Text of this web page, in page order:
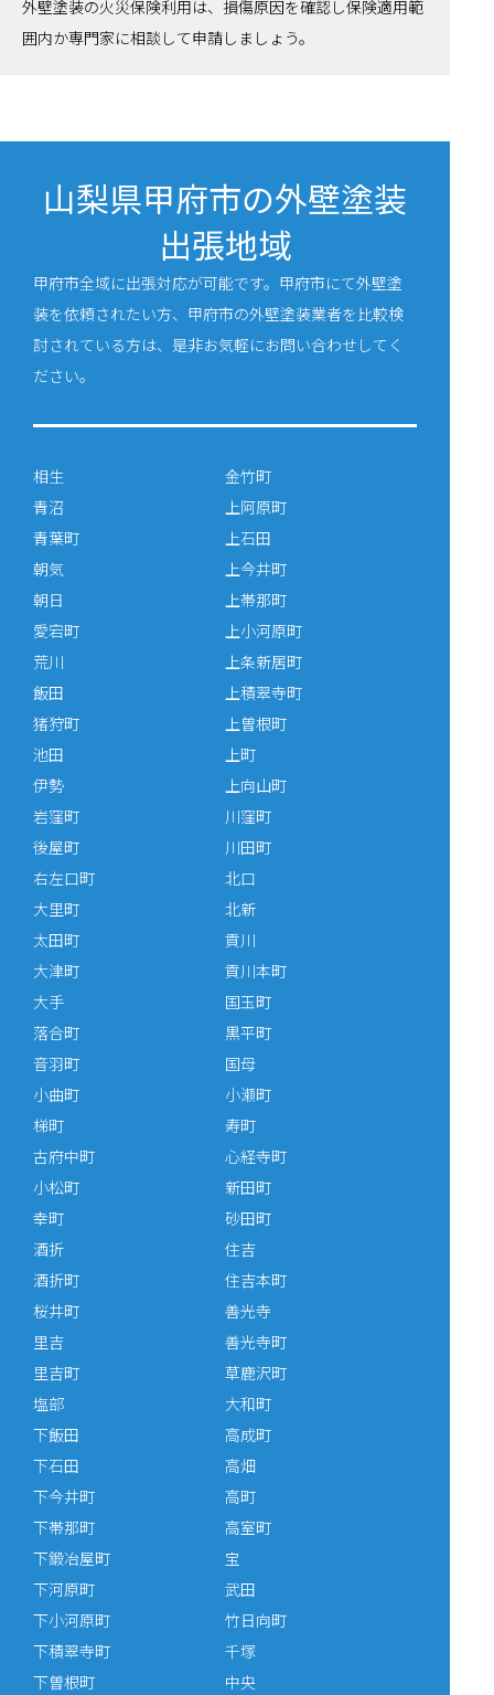
外壁塗装の火災保険利用は、損傷原因を確認し保険適用範
囲内か専門家に相談して申請しましょう。
山梨県甲府市の外壁塗装
出張地域
甲府市全域に出張対応が可能です。甲府市にて外壁塗
装を依頼されたい方、甲府市の外壁塗装業者を比較検
討されている方は、是非お気軽にお問い合わせしてく
ださい。
相生
青沼
青葉町
朝気
朝日
愛宕町
荒川
飯田
猪狩町
池田
伊勢
岩窪町
後屋町
右左口町
大里町
太田町
大津町
大手
落合町
音羽町
小曲町
梯町
金竹町
上阿原町
上石田
上今井町
上帯那町
上小河原町
上条新居町
上積翠寺町
上曽根町
上町
上向山町
川窪町
川田町
北口
北新
貢川
貢川本町
国玉町
黒平町
国母
小瀬町
寿町
古府中町
小松町
幸町
酒折
酒折町
桜井町
里吉
里吉町
塩部
下飯田
下石田
下今井町
下帯那町
下鍛冶屋町
下河原町
下小河原町
下積翠寺町
下曽根町
心経寺町
新田町
砂田町
住吉
住吉本町
善光寺
善光寺町
草鹿沢町
大和町
高成町
高畑
高町
高室町
宝
武田
竹日向町
千塚
中央